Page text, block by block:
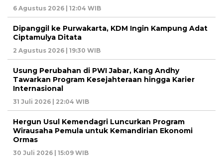
6 Agustus 2026 | 12:04 WIB
Dipanggil ke Purwakarta, KDM Ingin Kampung Adat
Ciptamulya Ditata
2 Agustus 2026 | 19:30 WIB
Usung Perubahan di PWI Jabar, Kang Andhy
Tawarkan Program Kesejahteraan hingga Karier
Internasional
31 Juli 2026 | 22:04 WIB
Hergun Usul Kemendagri Luncurkan Program
Wirausaha Pemula untuk Kemandirian Ekonomi
Ormas
30 Juli 2026 | 15:09 WIB